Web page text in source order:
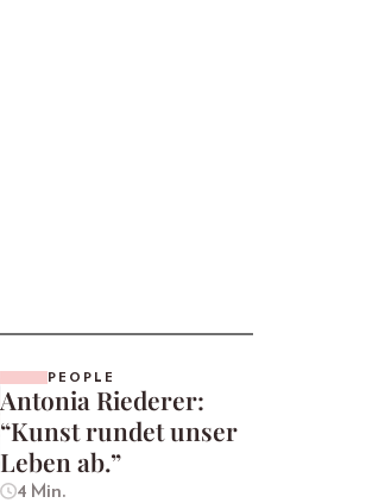
PEOPLE
Antonia Riederer:
“Kunst rundet unser
Leben ab.”
4 Min.